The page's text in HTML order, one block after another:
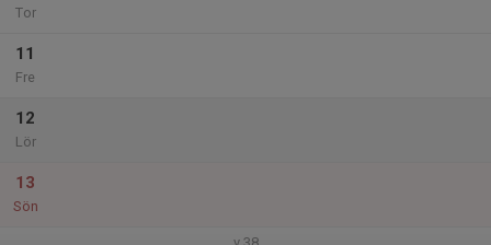
Tor
11
Fre
12
Lör
13
Sön